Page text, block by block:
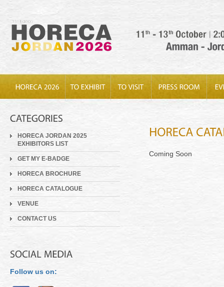
HORECA JORDAN 2025
EXHIBITORS LIST
GET MY E-BADGE
HORECA BROCHURE
HORECA CATALOGUE
VENUE
CONTACT US
Follow us on:
Coming Soon